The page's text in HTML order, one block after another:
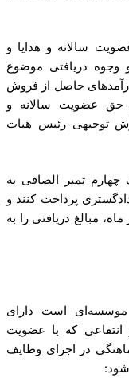
عضویت سالانه و هدایا و
دریافتی موضوع
قانون و نیز درآمدهای حاصل از فروش
حق عضویت سالانه و
توجیهی رئیس هیات
تمبر الصاقی به
پرداخت کنند و
مبالغ دریافتی را به
موسسه‌ای است دارای
که با عضویت
در اجرای وظایف
شود: